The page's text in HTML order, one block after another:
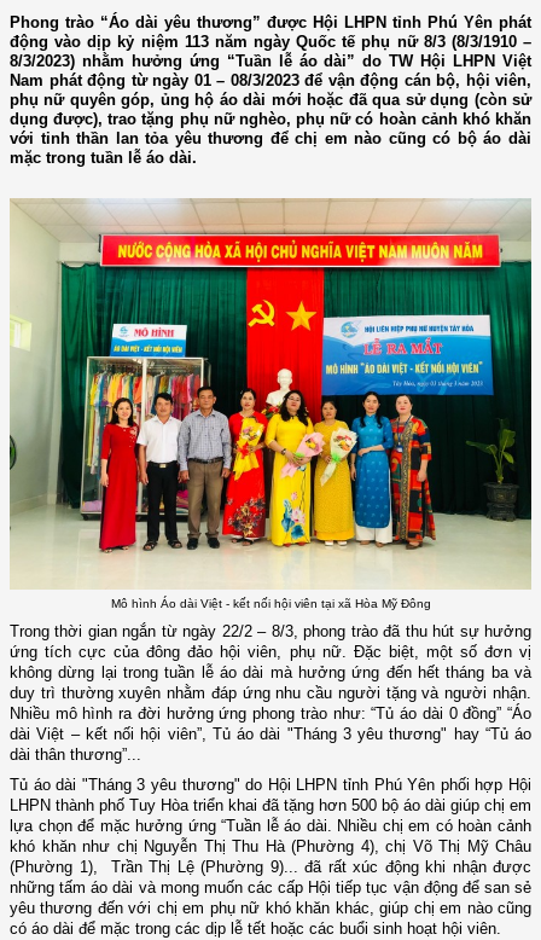
Phong trào “Áo dài yêu thương” được Hội LHPN tỉnh Phú Yên phát
động vào dịp kỷ niệm 113 năm ngày Quốc tế phụ nữ 8/3 (8/3/1910 –
8/3/2023) nhằm hưởng ứng “Tuần lễ áo dài” do TW Hội LHPN Việt
Nam phát động từ ngày 01 – 08/3/2023 để vận động cán bộ, hội viên,
phụ nữ quyên góp, ủng hộ áo dài mới hoặc đã qua sử dụng (còn sử
dụng được), trao tặng phụ nữ nghèo, phụ nữ có hoàn cảnh khó khăn
với tinh thần lan tỏa yêu thương để chị em nào cũng có bộ áo dài
mặc trong tuần lễ áo dài.
Mô hình Áo dài Việt - kết nối hội viên tại xã Hòa Mỹ Đông
Trong thời gian ngắn từ ngày 22/2 – 8/3, phong trào đã thu hút sự hưởng
ứng tích cực của đông đảo hội viên, phụ nữ. Đặc biệt, một số đơn vị
không dừng lại trong tuần lễ áo dài mà hưởng ứng đến hết tháng ba và
duy trì thường xuyên nhằm đáp ứng nhu cầu người tặng và người nhận.
Nhiều mô hình ra đời hưởng ứng phong trào như: “Tủ áo dài 0 đồng” “Áo
dài Việt – kết nối hội viên”, Tủ áo dài "Tháng 3 yêu thương" hay “Tủ áo
dài thân thương”...
Tủ áo dài "Tháng 3 yêu thương" do Hội LHPN tỉnh Phú Yên phối hợp Hội
LHPN thành phố Tuy Hòa triển khai đã tặng hơn 500 bộ áo dài giúp chị em
lựa chọn để mặc hưởng ứng “Tuần lễ áo dài. Nhiều chị em có hoàn cảnh
khó khăn như chị Nguyễn Thị Thu Hà (Phường 4), chị Võ Thị Mỹ Châu
(Phường 1), Trần Thị Lệ (Phường 9)... đã rất xúc động khi nhận được
những tấm áo dài và mong muốn các cấp Hội tiếp tục vận động để san sẻ
yêu thương đến với chị em phụ nữ khó khăn khác, giúp chị em nào cũng
có áo dài để mặc trong các dịp lễ tết hoặc các buổi sinh hoạt hội viên.